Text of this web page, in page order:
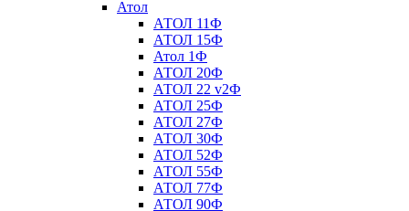
Атол
АТОЛ 11Ф
АТОЛ 15Ф
Атол 1Ф
АТОЛ 20Ф
АТОЛ 22 v2Ф
АТОЛ 25Ф
АТОЛ 27Ф
АТОЛ 30Ф
АТОЛ 52Ф
АТОЛ 55Ф
АТОЛ 77Ф
АТОЛ 90Ф